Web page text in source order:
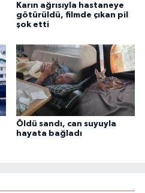
Karın ağrısıyla hastaneye
götürüldü, filmde çıkan pil
şok etti
Öldü sandı, can suyuyla
hayata bağladı